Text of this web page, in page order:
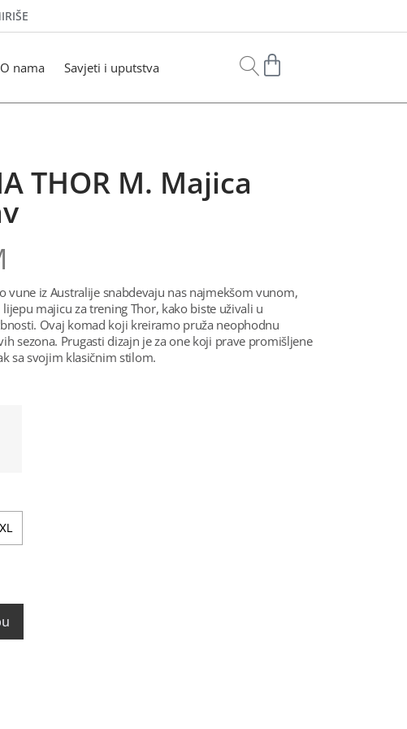
O nama Savjeti i uputstva
THOR M. Majica
vune iz Australije snabdevaju nas najmekšom vunom,
majicu za trening Thor, kako biste uživali u
Ovaj komad koji kreiramo pruža neophodnu
sezona. Prugasti dizajn je za one koji prave promišljene
sa svojim klasičnim stilom.
XL